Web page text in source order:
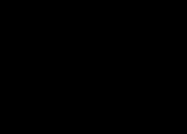
- “Puttin&#39; someone first only